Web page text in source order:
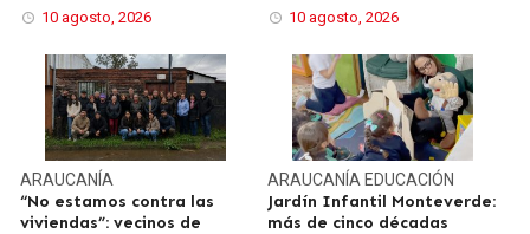
10 agosto, 2026 10 agosto, 2026
ARAUCANÍA
“No estamos contra las
viviendas”: vecinos de
ARAUCANÍA EDUCACIÓN
Jardín Infantil Monteverde:
más de cinco décadas